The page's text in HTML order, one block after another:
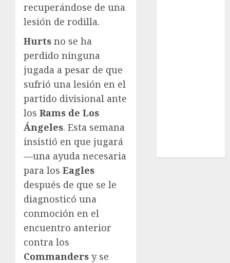
recuperándose de una
lesión de rodilla.
Hurts no se ha
perdido ninguna
jugada a pesar de que
sufrió una lesión en el
partido divisional ante
los Rams de Los
Ángeles. Esta semana
insistió en que jugará
—una ayuda necesaria
para los Eagles
después de que se le
diagnosticó una
conmoción en el
encuentro anterior
contra los
Commanders y se